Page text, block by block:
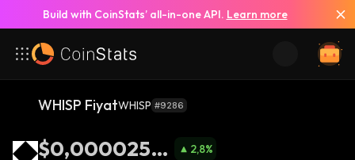
Build with CoinStats’ all-in-one API. Learn more
WHISP FiyatWHISP #9286
$0,0000250
2,8%